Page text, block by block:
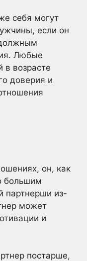
себя могут
если он
Любые
в возрасте
доверия и
он, как
большим
партнерши из-
может
и
постарше,